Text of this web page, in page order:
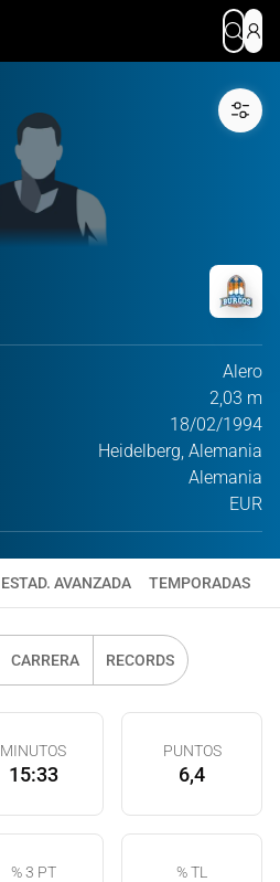
Alero
2,03 m
18/02/1994
Heidelberg, Alemania
Alemania
EUR
ESTAD. AVANZADA TEMPORADAS
CARRERA RECORDS
MINUTOS
15:33
PUNTOS
6,4
% 3 PT % TL